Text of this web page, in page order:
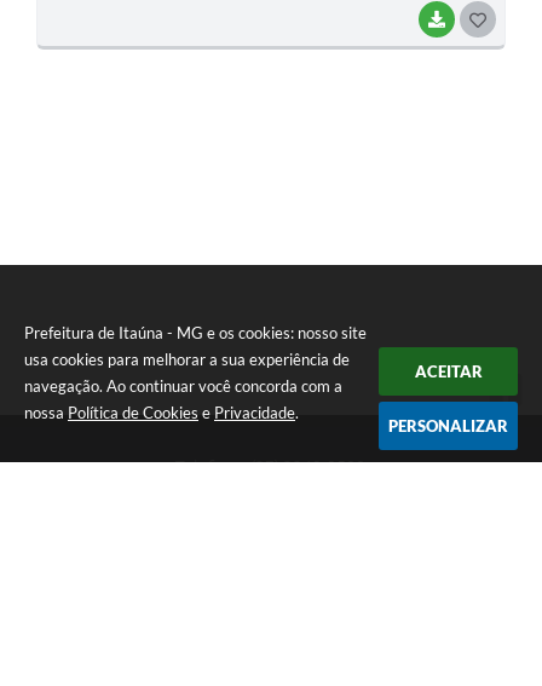
Prefeitura de Itaúna - MG e os cookies: nosso site
usa cookies para melhorar a sua experiência de
navegação. Ao continuar você concorda com a
nossa Política de Cookies e Privacidade.
ACEITAR
PERSONALIZAR
BAIXAR
Telefone: (37) 3249-9500